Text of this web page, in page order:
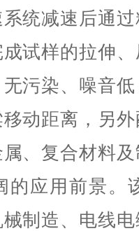
统减速后通
试样的拉伸
污染、噪音
动距离，另
、复合材料
的应用前景。
制造、电线